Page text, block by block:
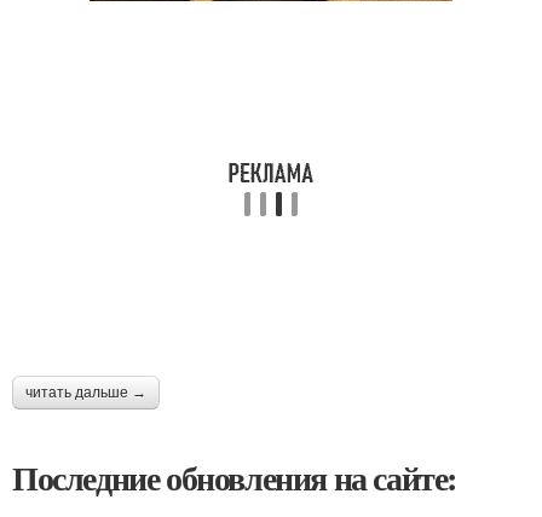
читать дальше →
Последние обновления на сайте: